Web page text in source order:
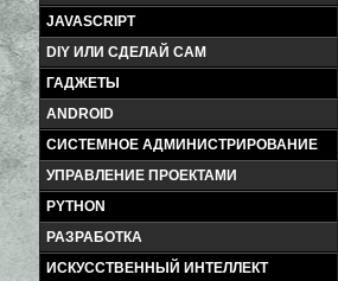
JAVASCRIPT
DIY ИЛИ СДЕЛАЙ САМ
ГАДЖЕТЫ
ANDROID
СИСТЕМНОЕ АДМИНИСТРИРОВАНИЕ
УПРАВЛЕНИЕ ПРОЕКТАМИ
PYTHON
РАЗРАБОТКА
ИСКУССТВЕННЫЙ ИНТЕЛЛЕКТ